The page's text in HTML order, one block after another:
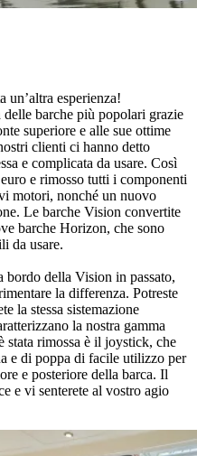
un’altra esperienza!
barche più popolari grazie
superiore e alle sue ottime
clienti ci hanno detto
e complicata da usare. Così
e rimosso tutti i componenti
motori, nonché un nuovo
Le barche Vision convertite
barche Horizon, che sono
da usare.
bordo della Vision in passato,
la differenza. Potreste
la stessa sistemazione
la nostra gamma
stata rimossa è il joystick, che
e di poppa di facile utilizzo per
e posteriore della barca. Il
e vi senterete al vostro agio